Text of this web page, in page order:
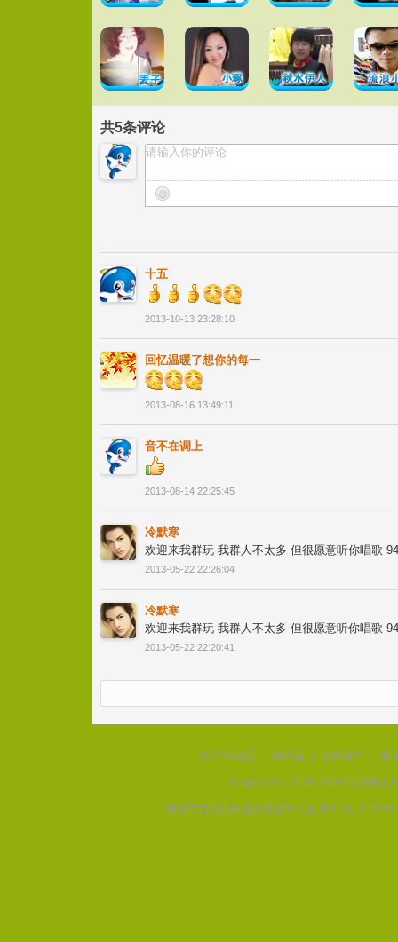
共5条评论
十五
2013-10-13 23:28:10
回忆温暖了想你的每一
2013-08-16 13:49:11
音不在调上
2013-08-14 22:25:45
冷默寒
欢迎来我群玩 我群人不太多 但很愿意听你唱歌
2013-05-22 22:26:04
冷默寒
欢迎来我群玩 我群人不太多 但很愿意听你唱歌
2013-05-22 22:20:41
关于VV社区 聊天室 合作推广 联
Copyright © 2011-2026 优贝在线
电信与信息服务业务经营许可证 京ICP证